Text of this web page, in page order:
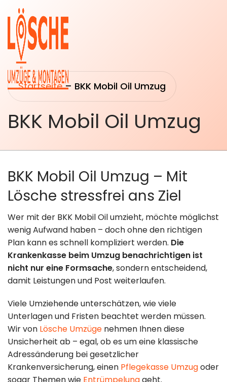
Startseite– BKK Mobil Oil Umzug
BKK Mobil Oil Umzug
BKK Mobil Oil Umzug – Mit
Lösche stressfrei ans Ziel
Wer mit der BKK Mobil Oil umzieht, möchte möglichst
wenig Aufwand haben – doch ohne den richtigen
Plan kann es schnell kompliziert werden. Die
Krankenkasse beim Umzug benachrichtigen ist
nicht nur eine Formsache, sondern entscheidend,
damit Leistungen und Post weiterlaufen.
Viele Umziehende unterschätzen, wie viele
Unterlagen und Fristen beachtet werden müssen.
Wir von Lösche Umzüge nehmen Ihnen diese
Unsicherheit ab – egal, ob es um eine klassische
Adressänderung bei gesetzlicher
Krankenversicherung, einen Pflegekasse Umzugoder
Umzüge
&
Montage &
Umzugshilfe
Entrümpelung
& Lagerung
Startseite
Über uns
Leistungen
Kontakt
Standorte
Impressum
Datenschutz
030 49 00 48 23
info@loesche-